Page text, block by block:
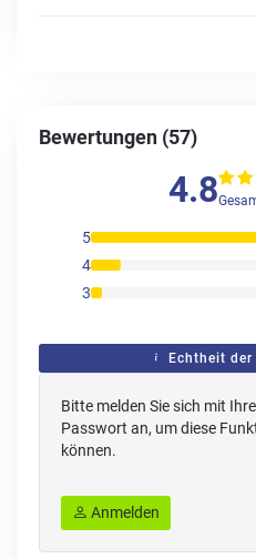
Bewertungen (57)
4.8
5
4
3
Echtheit der
Bitte melden Sie sich mit
Passwort an, um diese
können.
Anmelden